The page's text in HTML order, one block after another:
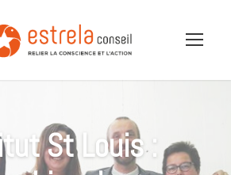
St Louis :